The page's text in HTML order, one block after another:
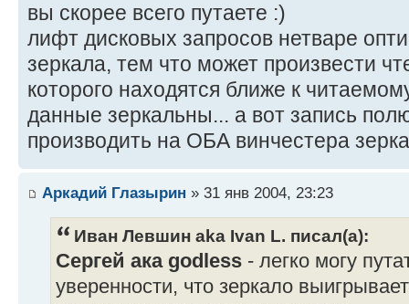
вы скорее всего путаете :)
лифт дисковых запросов нетваре
зеркала, тем что может произвести
которого находятся ближе к
данные зеркальны... а вот запись
производить на ОБА винчестера
Аркадий Глазырин » 31 янв 2004, 23:23
Иван Левшин aka Ivan L. писал(а):
Сергей ака godless - легко могу
уверенности, что зеркало